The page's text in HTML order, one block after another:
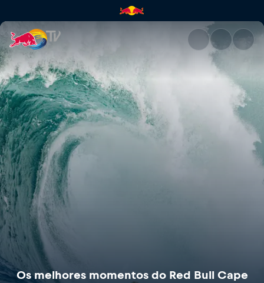
Os melhores momentos do
Os melhores momentos do Red Bull Cape